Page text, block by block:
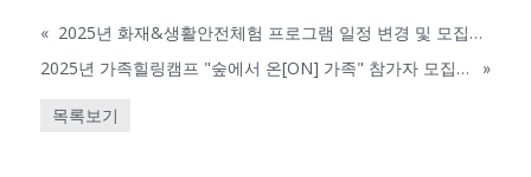
«
2025년 화재&생활안전체험 프로그램 일정 변경 및 모집공고
2025년 가족힐링캠프 "숲에서 온[ON] 가족" 참가자 모집 안내
»
목록보기